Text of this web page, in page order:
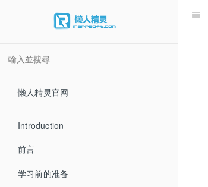
懒人精灵官网
Introduction
前言
学习前的准备